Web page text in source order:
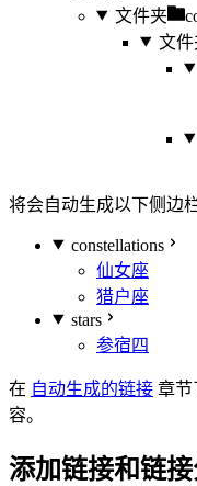
文件夹
文件
将会自动生成以下侧边栏
constellations
仙女座
猎户座
stars
参宿四
在 自动生成的链接 章节
容。
添加链接和链